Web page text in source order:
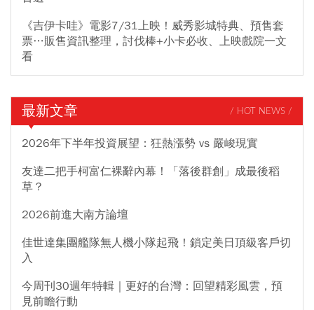
《吉伊卡哇》電影7/31上映！威秀影城特典、預售套
票…販售資訊整理，討伐棒+小卡必收、上映戲院一文
看
最新文章 / HOT NEWS /
2026年下半年投資展望：狂熱漲勢 vs 嚴峻現實
友達二把手柯富仁裸辭內幕！「落後群創」成最後稻
草？
2026前進大南方論壇
佳世達集團艦隊無人機小隊起飛！鎖定美日頂級客戶切
入
今周刊30週年特輯｜更好的台灣：回望精彩風雲，預
見前瞻行動